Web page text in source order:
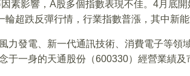
素影響，A股多個指數表現不佳。4月底開
超跌反彈行情，行業指數普漲，其中新能
力發電、新一代通訊技術、消費電子等領
于一身的天通股份（600330）經營業績及